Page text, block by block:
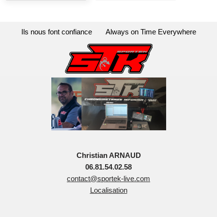
Ils nous font confiance Always on Time Everywhere
Christian ARNAUD
06.81.54.02.58
contact@sportek-live.com
Localisation